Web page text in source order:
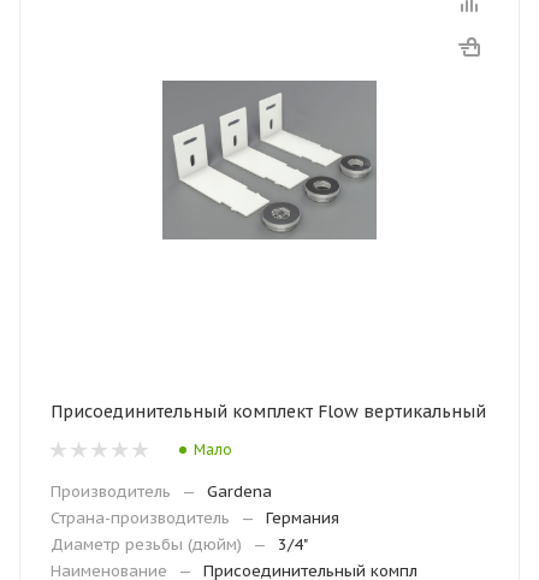
Присоединительный комплект Flow вертикальный
Мало
Производитель —
Gardena
Страна-производитель
—
Германия
Диаметр резьбы (дюйм)
—
3/4"
Наименование
— Присоединительный компл